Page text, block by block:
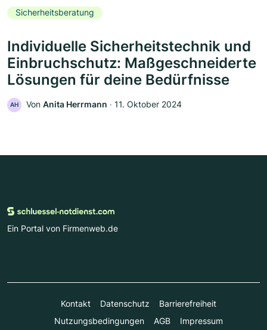
Sicherheitsberatung
Individuelle Sicherheitstechnik und
Einbruchschutz: Maßgeschneiderte
Lösungen für deine Bedürfnisse
AH Von Anita Herrmann ‧ 11. Oktober 2024
Ein Portal von Firmenweb.de
Kontakt Datenschutz
Barrierefreiheit
Nutzungsbedingungen
AGB Impressum